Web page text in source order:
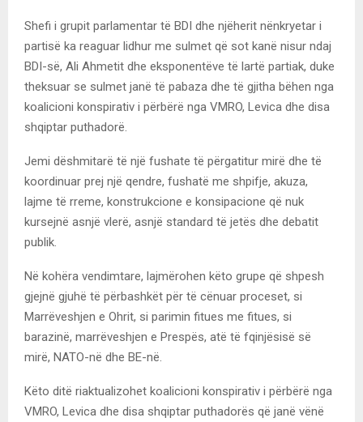
Shefi i grupit parlamentar të BDI dhe njëherit nënkryetar i
partisë ka reaguar lidhur me sulmet që sot kanë nisur ndaj
BDI-së, Ali Ahmetit dhe eksponentëve të lartë partiak, duke
theksuar se sulmet janë të pabaza dhe të gjitha bëhen nga
koalicioni konspirativ i përbërë nga VMRO, Levica dhe disa
shqiptar puthadorë.
Jemi dëshmitarë të një fushate të përgatitur mirë dhe të
koordinuar prej një qendre, fushatë me shpifje, akuza,
lajme të rreme, konstrukcione e konsipacione që nuk
kursejnë asnjë vlerë, asnjë standard të jetës dhe debatit
publik.
Në kohëra vendimtare, lajmërohen këto grupe që shpesh
gjejnë gjuhë të përbashkët për të cënuar proceset, si
Marrëveshjen e Ohrit, si parimin fitues me fitues, si
barazinë, marrëveshjen e Prespës, atë të fqinjësisë së
mirë, NATO-në dhe BE-në.
Këto ditë riaktualizohet koalicioni konspirativ i përbërë nga
VMRO, Levica dhe disa shqiptar puthadorës që janë vënë